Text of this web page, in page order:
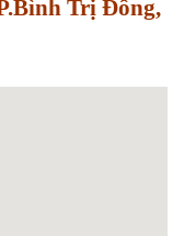
Trị Đông,